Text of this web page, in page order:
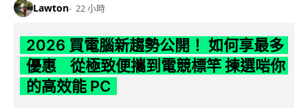
Lawton 22 小時
2026 買電腦新趨勢公開！ 如何享最多
優惠 從極致便攜到電競標竿 揀選啱你
的高效能 PC